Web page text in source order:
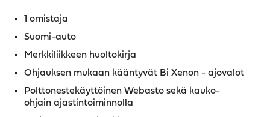
1 omistaja
Suomi-auto
Merkkiliikkeen huoltokirja
Ohjauksen mukaan kääntyvät Bi Xenon - ajovalot
Polttonestekäyttöinen Webasto sekä kauko-
ohjain ajastintoiminnolla